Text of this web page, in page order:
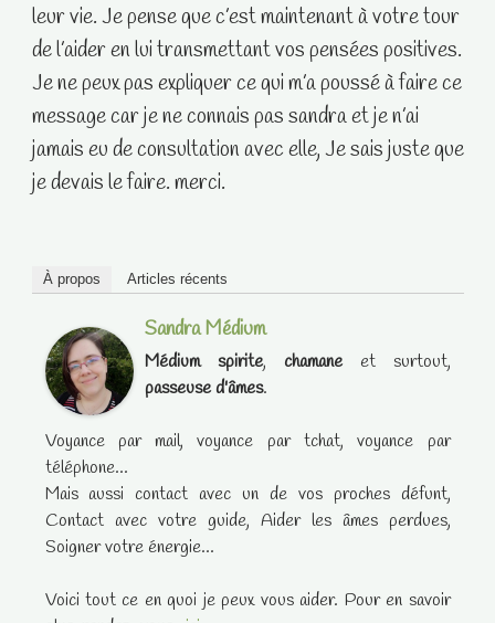
leur vie. Je pense que c’est maintenant à votre tour
de l’aider en lui transmettant vos pensées positives.
Je ne peux pas expliquer ce qui m’a poussé à faire ce
message car je ne connais pas sandra et je n’ai
jamais eu de consultation avec elle, Je sais juste que
je devais le faire. merci.
À propos Articles récents
Sandra Médium
Médium spirite, chamaneet surtout,
passeuse d'âmes.
Voyance par mail, voyance par tchat, voyance par
téléphone...
Mais aussi contact avec un de vos proches défunt,
Contact avec votre guide, Aider les âmes perdues,
Soigner votre énergie...
Voici tout ce en quoi je peux vous aider. Pour en savoir